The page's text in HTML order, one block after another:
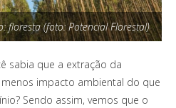
floresta (foto: Potencial Florestal)
sabia que a extração da
impacto ambiental do que
Sendo assim, vemos que o